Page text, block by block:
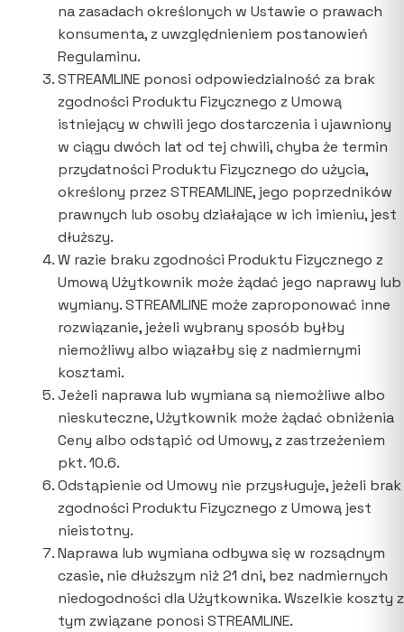
na zasadach określonych w Ustawie o prawach
konsumenta, z uwzględnieniem postanowień
Regulaminu.
STREAMLINE ponosi odpowiedzialność za brak
zgodności Produktu Fizycznego z Umową
istniejący w chwili jego dostarczenia i ujawniony
w ciągu dwóch lat od tej chwili, chyba że termin
przydatności Produktu Fizycznego do użycia,
określony przez STREAMLINE, jego poprzedników
prawnych lub osoby działające w ich imieniu, jest
dłuższy.
W razie braku zgodności Produktu Fizycznego z
Umową Użytkownik może żądać jego naprawy lub
wymiany. STREAMLINE może zaproponować inne
rozwiązanie, jeżeli wybrany sposób byłby
niemożliwy albo wiązałby się z nadmiernymi
kosztami.
Jeżeli naprawa lub wymiana są niemożliwe albo
nieskuteczne, Użytkownik może żądać obniżenia
Ceny albo odstąpić od Umowy, z zastrzeżeniem
pkt. 10.6.
Odstąpienie od Umowy nie przysługuje, jeżeli brak
zgodności Produktu Fizycznego z Umową jest
nieistotny.
Naprawa lub wymiana odbywa się w rozsądnym
czasie, nie dłuższym niż 21 dni, bez nadmiernych
niedogodności dla Użytkownika. Wszelkie koszty z
tym związane ponosi STREAMLINE.